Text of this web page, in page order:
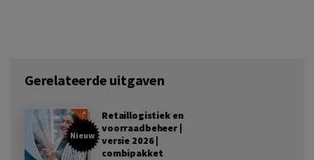
Gerelateerde uitgaven
Nieuw
Retaillogistiek en
voorraadbeheer |
versie 2026 |
combipakket